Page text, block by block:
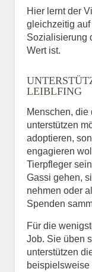
Hier lernt der
gleichzeitig
Sozialisierung
Wert ist.
LEIBLFING
Menschen,
unterstützen
adoptieren,
engagieren
Tierpfleger
Gassi gehen,
nehmen oder
Spenden
Für die
Job. Sie üben
unterstützen